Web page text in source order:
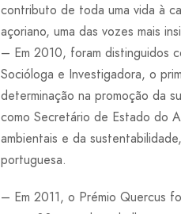
contributo de toda uma vida à
açoriano, uma das vozes mais
– Em 2010, foram distinguidos
Socióloga e Investigadora, o
determinação na promoção da
como Secretário de Estado do
ambientais e da
portuguesa.
– Em 2011, o Prémio Quercus